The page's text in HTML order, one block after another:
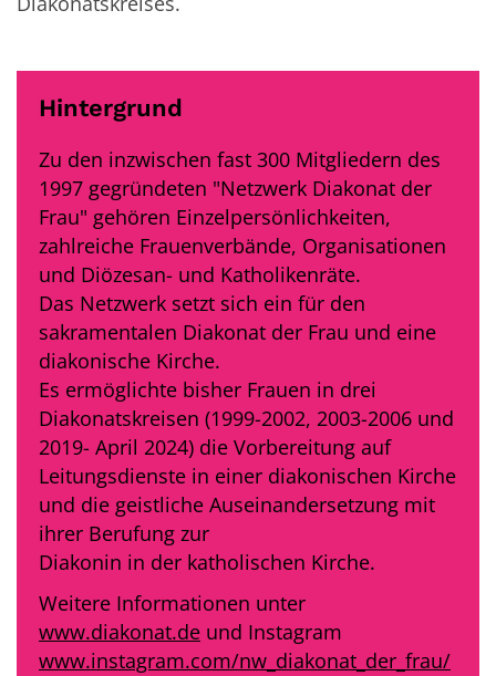
Hintergrund
Zu den inzwischen fast 300 Mitgliedern des
1997 gegründeten "Netzwerk Diakonat der
Frau" gehören Einzelpersönlichkeiten,
zahlreiche Frauenverbände, Organisationen
und Diözesan- und Katholikenräte.
Das Netzwerk setzt sich ein für den
sakramentalen Diakonat der Frau und eine
diakonische Kirche.
Es ermöglichte bisher Frauen in drei
Diakonatskreisen (1999-2002, 2003-2006 und
2019- April 2024) die Vorbereitung auf
Leitungsdienste in einer diakonischen Kirche
und die geistliche Auseinandersetzung mit
ihrer Berufung zur
Diakonin in der katholischen Kirche.
Weitere Informationen unter
www.diakonat.de und Instagram
www.instagram.com/nw_diakonat_der_frau/